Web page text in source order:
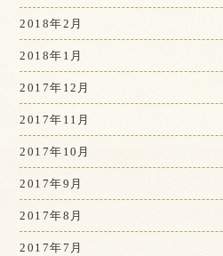
2018年2月
2018年1月
2017年12月
2017年11月
2017年10月
2017年9月
2017年8月
2017年7月